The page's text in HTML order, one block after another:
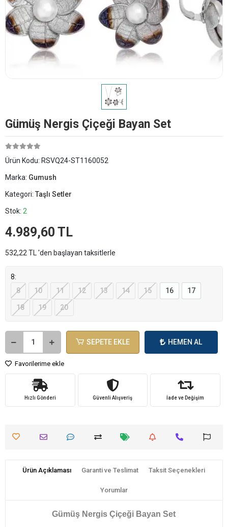
Gümüş Nergis Çiçeği Bayan Set
Ürün Kodu: RSVQ24-ST1160052
Marka: Gumush
Kategori: Taşlı Setler
Stok: 2
4.989,60 TL
532,22 TL 'den başlayan taksitlerle
8:
8
10 11 12 13 14 15 16 17
18 19 20
SEPETE EKLE HEMEN AL
Favorilerime ekle
Hızlı Gönderi Güvenli Alışveriş İade ve Değişim
Ürün Açıklaması Garanti ve Teslimat Taksit Seçenekleri
Yorumlar
Gümüş Nergis Çiçeği Bayan Set